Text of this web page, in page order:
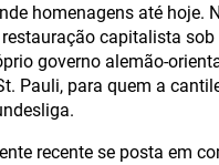
homenagens até hoje.
capitalista sob
governo alemão-
Pauli, para quem a
recente se posta em